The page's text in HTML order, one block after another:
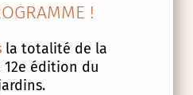
!
la totalité de la
édition du